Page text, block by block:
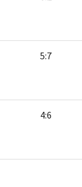
5:7
4:6